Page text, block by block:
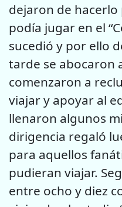
dejaron de
podía jugar en el
sucedió y por ello
tarde se abocaron
comenzaron a
viajar y apoyar al
llenaron algunos
dirigencia regaló
para aquellos
pudieran viajar.
entre ocho y diez